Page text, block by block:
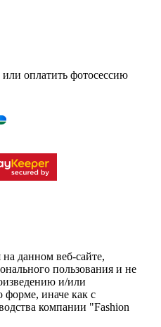
оплатить фотосессию
данном веб-сайте,
пользования и не
и/или
форме, иначе как с
компании "Fashion